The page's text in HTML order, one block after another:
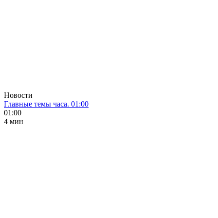
Новости
Главные темы часа. 01:00
01:00
4 мин